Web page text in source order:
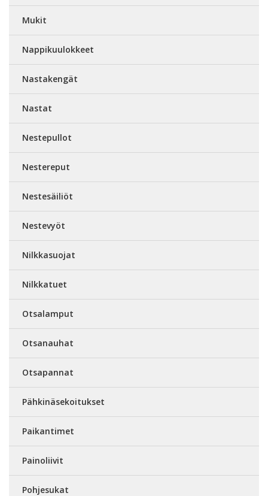
Mukit
Nappikuulokkeet
Nastakengät
Nastat
Nestepullot
Nestereput
Nestesäiliöt
Nestevyöt
Nilkkasuojat
Nilkkatuet
Otsalamput
Otsanauhat
Otsapannat
Pähkinäsekoitukset
Paikantimet
Painoliivit
Pohjesukat